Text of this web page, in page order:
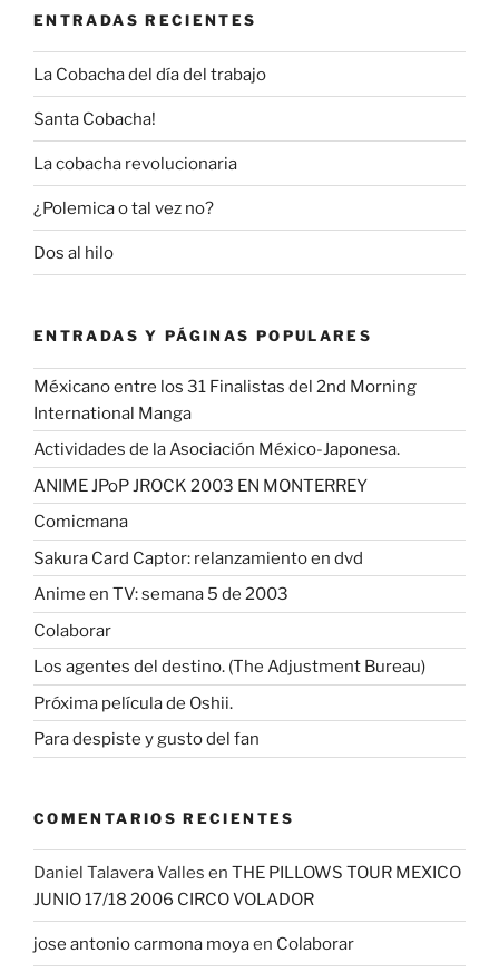
ENTRADAS RECIENTES
La Cobacha del día del trabajo
Santa Cobacha!
La cobacha revolucionaria
¿Polemica o tal vez no?
Dos al hilo
ENTRADAS Y PÁGINAS POPULARES
Méxicano entre los 31 Finalistas del 2nd Morning
International Manga
Actividades de la Asociación México-Japonesa.
ANIME JPoP JROCK 2003 EN MONTERREY
Comicmana
Sakura Card Captor: relanzamiento en dvd
Anime en TV: semana 5 de 2003
Colaborar
Los agentes del destino. (The Adjustment Bureau)
Próxima película de Oshii.
Para despiste y gusto del fan
COMENTARIOS RECIENTES
Daniel Talavera Valles en THE PILLOWS TOUR MEXICO
JUNIO 17/18 2006 CIRCO VOLADOR
jose antonio carmona moyaen Colaborar